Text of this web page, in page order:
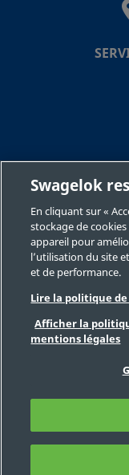
©2026
Ne
Swagelok
En cliquant sur «
stockage de
appareil pour
l’utilisation du site
et de performance.
Lire la politique
Afficher la
mentions légales